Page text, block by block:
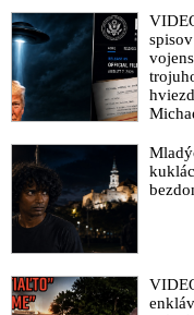
odměna pro teroristy“
Už aj spojencom
zverestiev izraelskej
lídri Francúzska,
Netanjahua zastaviť
Pásme Gazy je už
Senát amerického
na financovanie
Rusku a Izraelu proti
Čínou cez vojenskú
najzadlženejšia krajina
rovnakým spôsobom,
UFO